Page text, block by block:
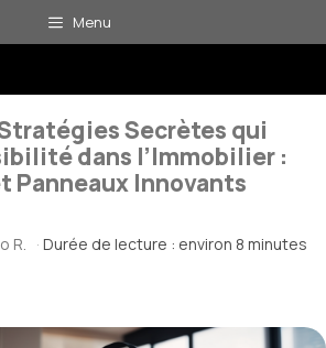
Menu
Secrètes qui
dans l’Immobilier :
Panneaux Innovants
R. · Durée de lecture : environ 8 minutes